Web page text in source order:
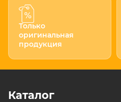
Только
оригинальная
продукция
Каталог